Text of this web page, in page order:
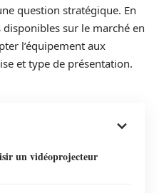
question stratégique. En
sur le marché en
l’équipement aux
et type de présentation.
un vidéoprojecteur